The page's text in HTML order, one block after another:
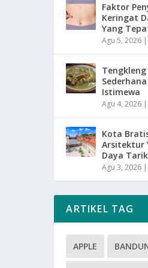
Faktor
Keringat
Yang
Agu 5, 2026 |
Istimewa
Agu 4, 2026 |
Kota
Arsitektur
Daya Tarik
Agu 3, 2026 |
ARTIKEL TAG
APPLE